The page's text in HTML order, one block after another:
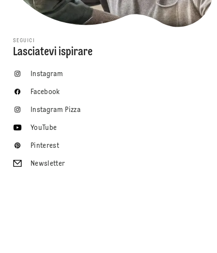
SEGUICI
Lasciatevi ispirare
Instagram
Facebook
Instagram Pizza
YouTube
Pinterest
Newsletter